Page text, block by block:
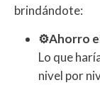
brindándote:
⚙️Ahorro
Lo que
nivel por